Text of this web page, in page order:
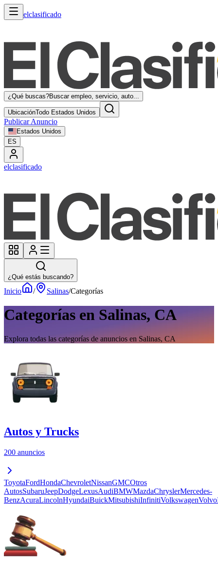
elclasificado
¿Qué buscas?Buscar empleo, servicio, auto...
UbicaciónTodo Estados Unidos
Publicar Anuncio
Estados Unidos
ES
elclasificado
¿Qué estás buscando?
Inicio / Salinas/Categorías
Categorías en Salinas, CA
Explora todas las categorías de anuncios en Salinas, CA
Autos y Trucks
200 anuncios
ToyotaFordHondaChevroletNissanGMCOtros
AutosSubaruJeepDodgeLexusAudiBMWMazdaChryslerMercedes-
BenzAcuraLincolnHyundaiBuickMitsubishiInfinitiVolkswagenVolvo